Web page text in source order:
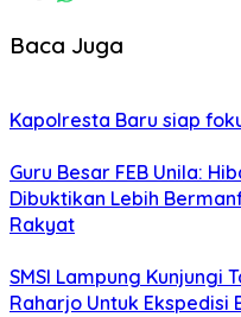
Baca Juga
Kapolresta Baru siap
Guru Besar FEB Unila:
Dibuktikan Lebih
Rakyat
SMSI Lampung Kunjungi
Raharjo Untuk Ekspedisi